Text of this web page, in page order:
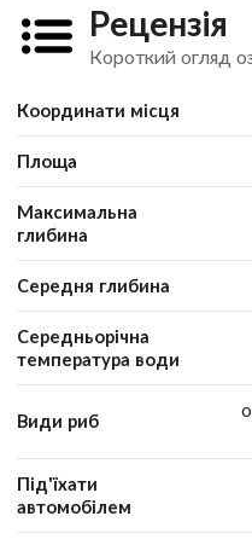
Рецензія
Короткий огляд
Координати місця
Площа
Максимальна
глибина
Середня глибина
Середньорічна
температура води
Види риб
Під'їхати
автомобілем